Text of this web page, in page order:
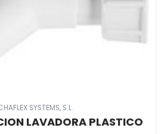
SYSTEMS, S.L.
LAVADORA PLASTICO